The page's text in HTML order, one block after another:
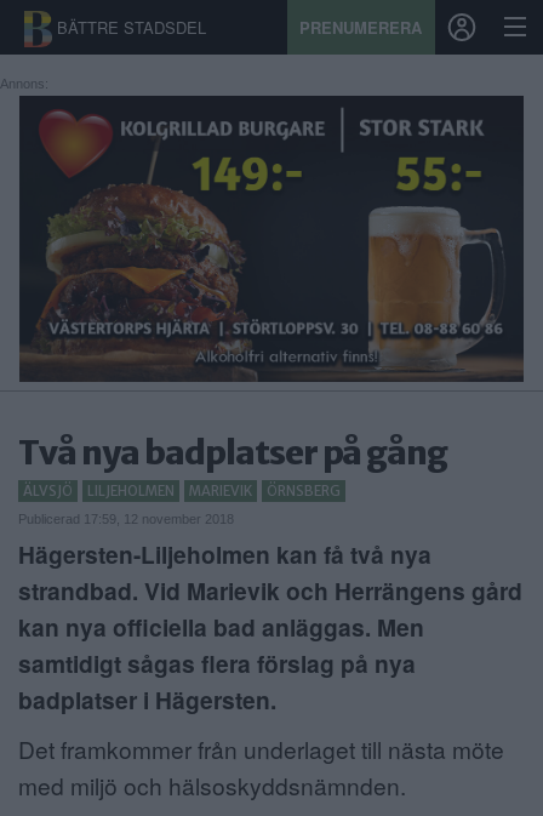
BÄTTRE STADSDEL PRENUMERERA
START
STADSDEL
PRENUMERATION
SPORT
ÅSIKTER
KONTAKT
SAMARBETEN
ANNONSERA
NÄRINGSLIV
Annons:
Två nya badplatser på gång
ÄLVSJÖ LILJEHOLMEN MARIEVIK ÖRNSBERG
Publicerad 17:59, 12 november 2018
Hägersten-Liljeholmen kan få två nya
strandbad. Vid Marievik och Herrängens gård
kan nya officiella bad anläggas. Men
samtidigt sågas flera förslag på nya
badplatser i Hägersten.
Det framkommer från underlaget till nästa möte
med miljö och hälsoskyddsnämnden.